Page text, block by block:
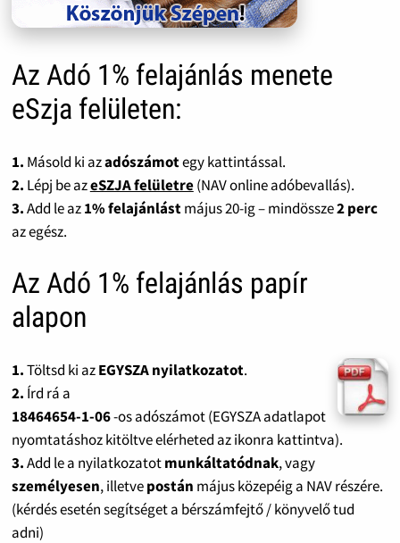
Az Adó 1% felajánlás menete
eSzja felületen:
1. Másold ki azadószámotegy kattintással.
2. Lépj be azeSZJA felületre(NAV online adóbevallás).
3.Add le az1% felajánlástmájus 20-ig – mindössze2 perc
az egész.
Az Adó 1% felajánlás papír
alapon
1.Töltsd ki azEGYSZA nyilatkozatot.
2. Írd rá a
18464654-1-06-os adószámot (EGYSZA adatlapot
nyomtatáshoz kitöltve elérheted az ikonra kattintva).
3.Add le a nyilatkozatotmunkáltatódnak, vagy
személyesen, illetvepostán május közepéig a NAV részére.
(kérdés esetén segítséget a bérszámfejtő / könyvelő tud
adni)